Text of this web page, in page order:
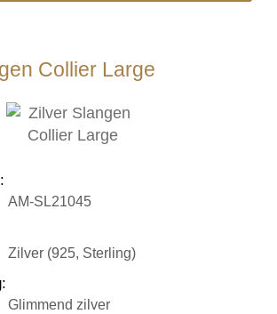
Collier Large
:
AM-SL21045
Zilver (925, Sterling)
:
Glimmend zilver